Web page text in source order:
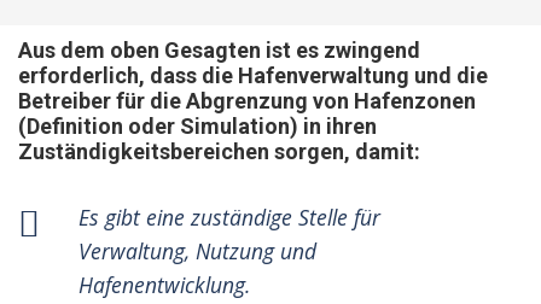
Aus dem oben Gesagten ist es zwingend
erforderlich, dass die Hafenverwaltung und die
Betreiber für die Abgrenzung von Hafenzonen
(Definition oder Simulation) in ihren
Zuständigkeitsbereichen sorgen, damit:
Es gibt eine zuständige Stelle für
Verwaltung, Nutzung und
Hafenentwicklung.